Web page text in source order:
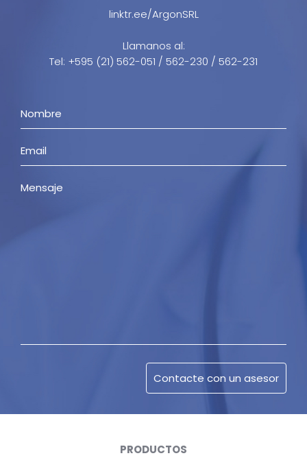
linktr.ee/ArgonSRL
Llamanos al:
Tel: +595 (21) 562-051 / 562-230 / 562-231
PRODUCTOS